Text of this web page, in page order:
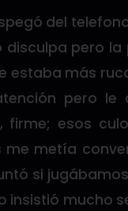
del
disculpa pero
estaba más
pero le
firme; esos
metía
si
insistió mucho